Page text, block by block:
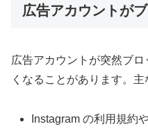
広告アカウントが
広告アカウントが突然ブ
くなることがあります。主
Instagram の利用規約